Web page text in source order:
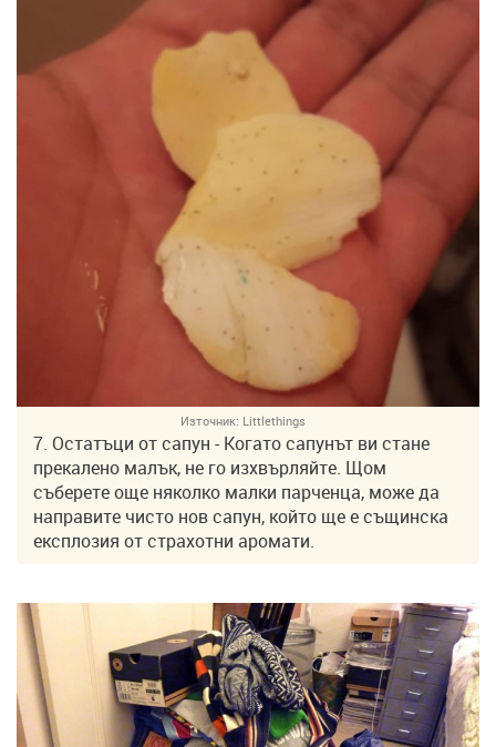
Източник: Littlethings
7. Остатъци от сапун - Когато сапунът ви стане
прекалено малък, не го изхвърляйте. Щом
съберете още няколко малки парченца, може да
направите чисто нов сапун, който ще е същинска
експлозия от страхотни аромати.